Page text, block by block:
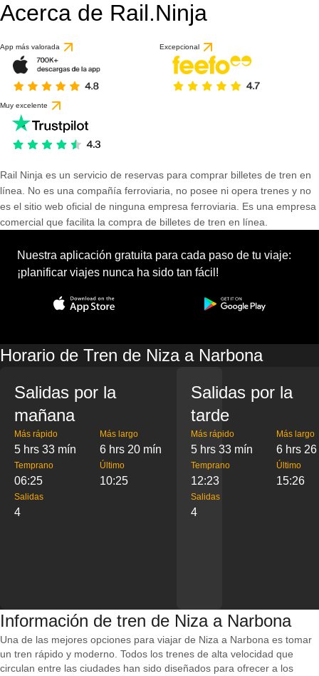
Acerca de Rail.Ninja
App más valorada Excepcional
Muy excelente
Rail Ninja es un servicio de reservas para comprar billetes de tren en
línea. No es una compañía ferroviaria, no posee ni opera trenes y no
es el sitio web oficial de ninguna empresa ferroviaria. Es una empresa
comercial que facilita la compra de billetes de tren en línea.
Nuestra aplicación gratuita para cada paso de tu viaje:
¡planificar viajes nunca ha sido tan fácil!
Horario de Tren de Niza a Narbona
Salidas por la
mañana
Más rápido
5 hrs 33 mín
Más largo
6 hrs 20 mín
Temprano
06:25
Último
10:25
Salidas
4
Salidas por la
tarde
Más rápido
5 hrs 33 mín
Más largo
6 hrs
Temprano
12:23
Último
15:26
Salidas
4
Información de tren de Niza a Narbona
Una de las mejores opciones para viajar de Niza a Narbona es tomar
un tren rápido y moderno. Todos los trenes de alta velocidad que
circulan entre las ciudades han sido diseñados para ofrecer a los